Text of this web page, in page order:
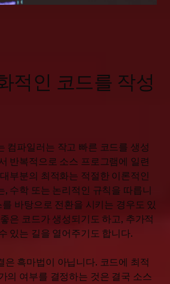
적인 코드를 작성
컴파일러는 작고 빠른 코드를 생성
반복적으로 소스 프로그램에 일련
부분의 최적화는 적절한 이론적인
, 수학 또는 논리적인 규칙을 따릅니
바탕으로 전환을 시키는 경우도 있
은 코드가 생성되기도 하고, 추가적
있는 길을 열어주기도 합니다.
은 흑마법이 아닙니다. 코드에 최적
의 여부를 결정하는 것은 결국 소스